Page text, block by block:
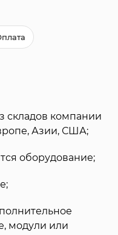
складов компании
Азии, США;
оборудование;
модули или